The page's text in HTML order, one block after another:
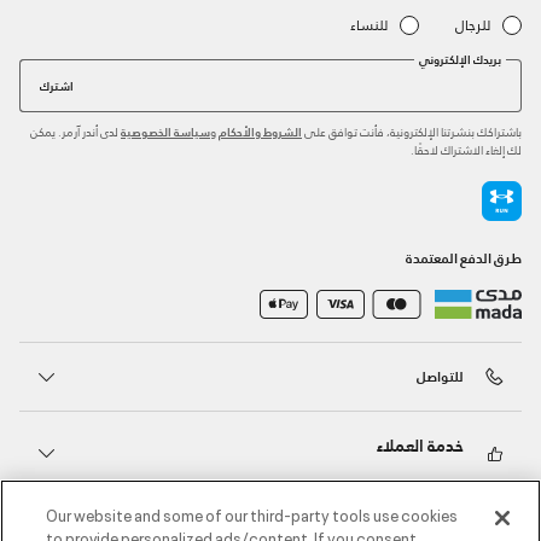
للرجال للنساء
بريدك الإلكتروني
اشترك
باشتراكك بنشرتنا الإلكترونية، فأنت توافق على الشروط والأحكام وسياسة الخصوصية لدى أندر آرمر. يمكن
لك إلغاء الاشتراك لاحقًا.
طرق الدفع المعتمدة
للتواصل
خدمة العملاء
حول أندر آرمر
Our website and some of our third-party tools use cookies